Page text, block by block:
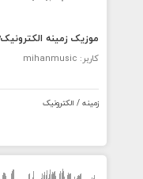
موزیک زمینه الکترونیکTechnology
کاربر: mihanmusic
زمینه / الکترونیک